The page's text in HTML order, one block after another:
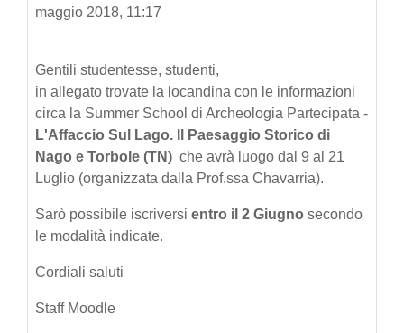
maggio 2018, 11:17
Gentili studentesse, studenti,
in allegato trovate la locandina con le informazioni
circa la Summer School di Archeologia Partecipata -
L'Affaccio Sul Lago. Il Paesaggio Storico di
Nago e Torbole (TN) che avrà luogo dal 9 al 21
Luglio (organizzata dalla Prof.ssa Chavarria).
Sarò possibile iscriversi entro il 2 Giugno secondo
le modalità indicate.
Cordiali saluti
Staff Moodle